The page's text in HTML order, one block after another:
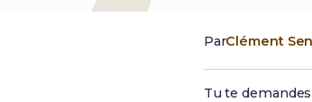
ParClément
Tu te